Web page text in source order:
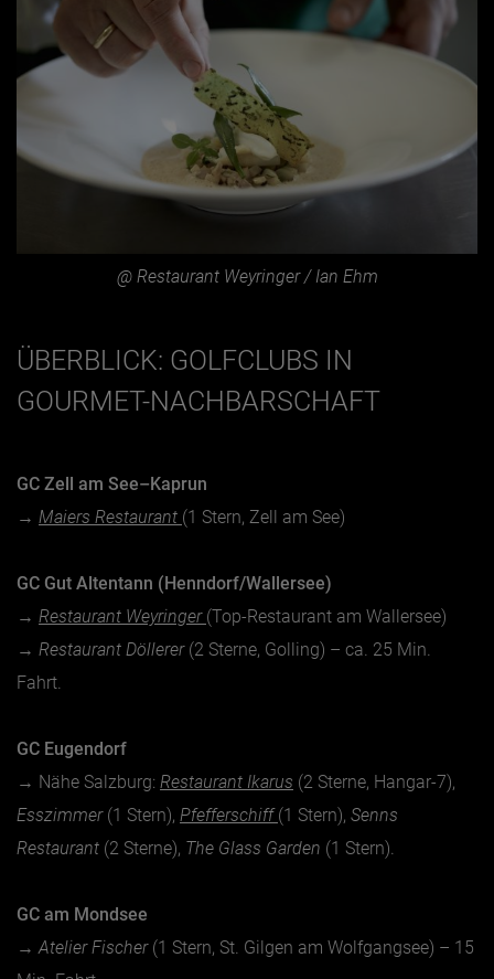
@ Restaurant Weyringer / Ian Ehm
ÜBERBLICK: GOLFCLUBS IN
GOURMET-NACHBARSCHAFT
GC Zell am See–Kaprun
→ Maiers Restaurant (1 Stern, Zell am See)
GC Gut Altentann (Henndorf/Wallersee)
→ Restaurant Weyringer (Top-Restaurant am Wallersee)
→ Restaurant Döllerer(2 Sterne, Golling) – ca. 25 Min.
Fahrt.
GC Eugendorf
→ Nähe Salzburg: Restaurant Ikarus (2 Sterne, Hangar-7),
Esszimmer(1 Stern), Pfefferschiff (1 Stern), Senns
Restaurant (2 Sterne), The Glass Garden (1 Stern).
GC am Mondsee
→ Atelier Fischer(1 Stern, St. Gilgen am Wolfgangsee) – 15